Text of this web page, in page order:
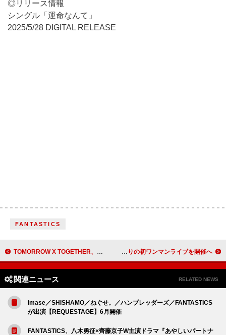
◎リリース情報
シングル「運命なんて」
2025/5/28 DIGITAL RELEASE
FANTASTICS
TOMORROW X TOGETHER、清涼感のある「Love Language」ハイライトダンス＆コンセプトフォト第2弾を公開 平手友梨奈、前売0円＆投げ銭有りの初ワンマンライブを開催へ
関連ニュース RELATED NEWS
imase／SHISHAMO／ねぐせ。／ハンブレッダーズ／FANTASTICS
が出演【REQUESTAGE】6月開催
FANTASTICS、八木勇征×齊藤京子W主演ドラマ『あやしいパートナ